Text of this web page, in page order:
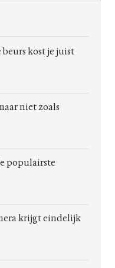
kost je juist
niet zoals
populairste
krijgt eindelijk